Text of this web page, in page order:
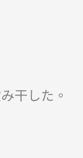
干した。